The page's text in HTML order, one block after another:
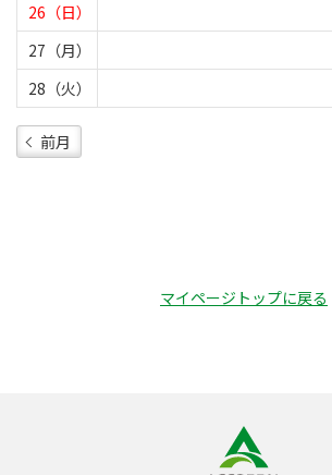
26（日）
27（月）
28（火）
前月
マイページトップに戻る